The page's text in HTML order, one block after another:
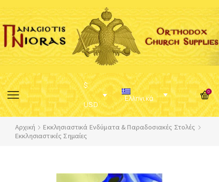
$
USD
Ελληνικά
0
Αρχική
Εκκλησιαστικά Ενδύματα & Παραδοσιακές Στολές
Εκκλησιαστικές Σημαίες